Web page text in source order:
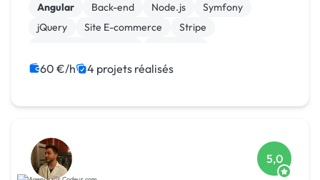
Angular Back-end Node.js
Symfony
jQuery
Site E-commerce
Stripe
Gestion site web
60 €/h 4 projets réalisés
5,0